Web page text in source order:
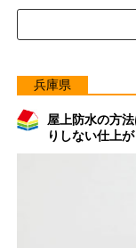
兵庫県
屋上防水の方
りしない仕上